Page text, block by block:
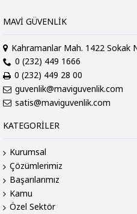
MAVI GÜVENLIK
Kahramanlar Mah. 1422 Sokak
0 (232) 449 1666
0 (232) 449 28 00
guvenlik@maviguvenlik.com
satis@maviguvenlik.com
KATEGORILER
Kurumsal
Çözümlerimiz
Başarılarımız
Kamu
Özel Sektör